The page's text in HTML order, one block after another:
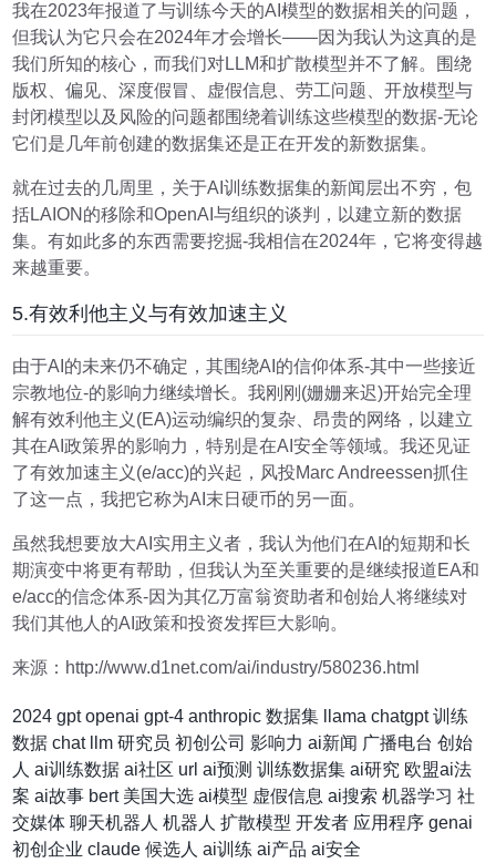
我在2023年报道了与训练今天的AI模型的数据相关的问题，
但我认为它只会在2024年才会增长——因为我认为这真的是
我们所知的核心，而我们对LLM和扩散模型并不了解。围绕
版权、偏见、深度假冒、虚假信息、劳工问题、开放模型与
封闭模型以及风险的问题都围绕着训练这些模型的数据-无论
它们是几年前创建的数据集还是正在开发的新数据集。
就在过去的几周里，关于AI训练数据集的新闻层出不穷，包
括LAION的移除和OpenAI与组织的谈判，以建立新的数据
集。有如此多的东西需要挖掘-我相信在2024年，它将变得越
来越重要。
5.有效利他主义与有效加速主义
由于AI的未来仍不确定，其围绕AI的信仰体系-其中一些接近
宗教地位-的影响力继续增长。我刚刚(姗姗来迟)开始完全理
解有效利他主义(EA)运动编织的复杂、昂贵的网络，以建立
其在AI政策界的影响力，特别是在AI安全等领域。我还见证
了有效加速主义(e/acc)的兴起，风投Marc Andreessen抓住
了这一点，我把它称为AI末日硬币的另一面。
虽然我想要放大AI实用主义者，我认为他们在AI的短期和长
期演变中将更有帮助，但我认为至关重要的是继续报道EA和
e/acc的信念体系-因为其亿万富翁资助者和创始人将继续对
我们其他人的AI政策和投资发挥巨大影响。
来源：http://www.d1net.com/ai/industry/580236.html
2024 gpt openai gpt-4 anthropic 数据集 llama chatgpt 训练
数据 chat llm 研究员 初创公司 影响力 ai新闻 广播电台 创始
人 ai训练数据 ai社区 url ai预测 训练数据集 ai研究 欧盟ai法
案 ai故事 bert 美国大选 ai模型 虚假信息 ai搜索 机器学习 社
交媒体 聊天机器人 机器人 扩散模型 开发者 应用程序 genai
初创企业 claude 候选人 ai训练 ai产品 ai安全